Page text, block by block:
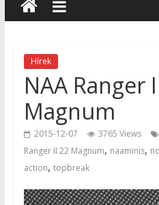
Hírek
NAA Ranger
Magnum
2015-12-07 3765 Views
Ranger II 22 Magnum, naaminis,
action, topbreak